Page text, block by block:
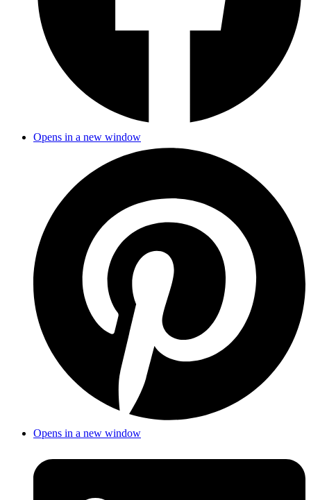
Opens in a new window
Opens in a new window